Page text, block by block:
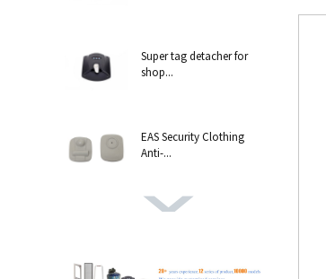
Super tag detacher for
shop...
EAS Security Clothing
Anti-...